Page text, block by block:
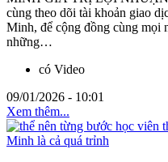
cùng theo dõi tài khoản giao
Minh, để cộng đồng cùng mọi
những…
có Video
09/01/2026 - 10:01
Xem thêm...